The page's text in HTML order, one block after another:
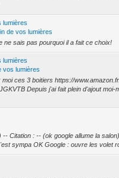
lumières
de vos lumières
ne sais pas pourquoi il a fait ce choix!
lumières
vos lumières
ces 3 boitiers https://
Depuis j'ai fait plein d'ajout moi-
Citation : -- (ok google allume la
sympa OK Google : ouvre les volet